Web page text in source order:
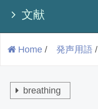
文献
Home / 発声用語 /
breathing